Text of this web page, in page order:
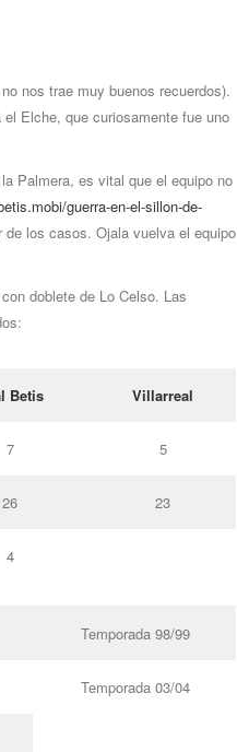
nos trae muy buenos recuerdos).
Elche, que curiosamente fue uno
Palmera, es vital que el equipo no
guerra-en-el-sillon-de-
los casos. Ojala vuelva el equipo
doblete de Lo Celso. Las
Betis Villarreal
7 5
26 23
4
Temporada 98/99
Temporada 03/04